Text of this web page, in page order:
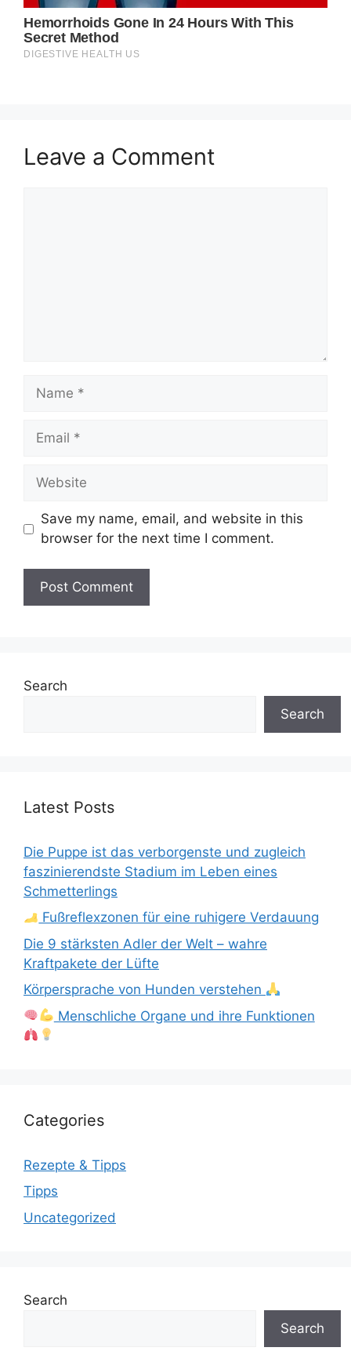
Leave a Comment
Name
Email
Website
Save my name, email, and website in this
browser for the next time I comment.
Search
Search
Latest Posts
Die Puppe ist das verborgenste und zugleich
faszinierendste Stadium im Leben eines
Schmetterlings
Fußreflexzonen für eine ruhigere Verdauung
Die 9 stärksten Adler der Welt – wahre
Kraftpakete der Lüfte
Körpersprache von Hunden verstehen
Menschliche Organe und ihre Funktionen
Categories
Rezepte & Tipps
Tipps
Uncategorized
Search
Search